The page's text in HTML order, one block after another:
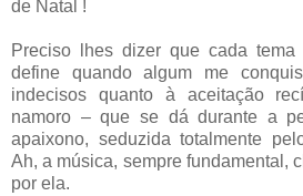
de Natal !
Preciso lhes dizer que cada
define quando algum me
indecisos quanto à aceitação
namoro – que se dá durante a
apaixono, seduzida totalmente
Ah, a música, sempre fundamental,
por ela.